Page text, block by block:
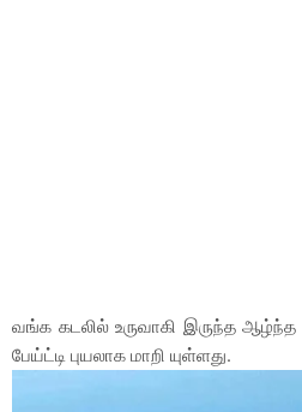
வங்க கடலில் உருவாகி இருந்த
பேய்ட்டி புயலாக மாறி யுள்ளது.